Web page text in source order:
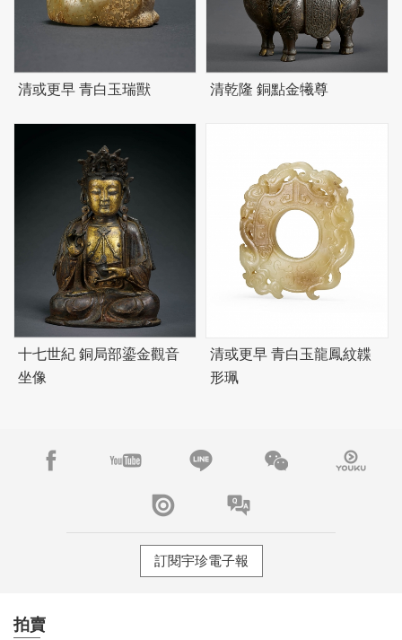
清或更早 青白玉瑞獸 清乾隆 銅點金犧尊
十七世紀 銅局部鎏金觀音
坐像
清或更早 青白玉龍鳳紋韘
形珮
訂閱宇珍電子報
拍賣